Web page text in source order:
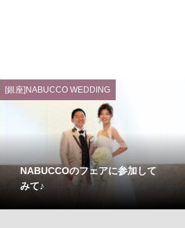
[銀座]NABUCCO WEDDING
NABUCCOのフェアに参加して
みて♪